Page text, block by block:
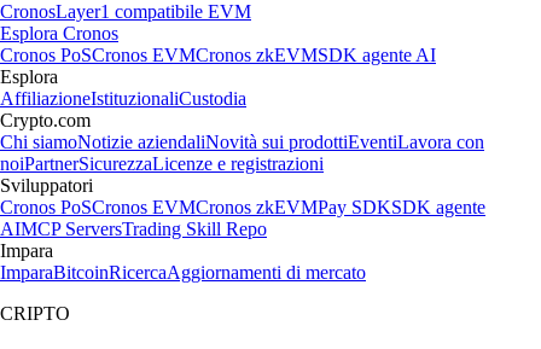
CronosLayer1 compatibile EVM
Esplora Cronos
Cronos PoSCronos EVMCronos zkEVMSDK agente AI
Esplora
AffiliazioneIstituzionaliCustodia
Crypto.com
Chi siamoNotizie aziendaliNovità sui prodottiEventiLavora con
noiPartnerSicurezzaLicenze e registrazioni
Sviluppatori
Cronos PoSCronos EVMCronos zkEVMPay SDKSDK agente
AIMCP ServersTrading Skill Repo
Impara
ImparaBitcoinRicercaAggiornamenti di mercato
CRIPTO